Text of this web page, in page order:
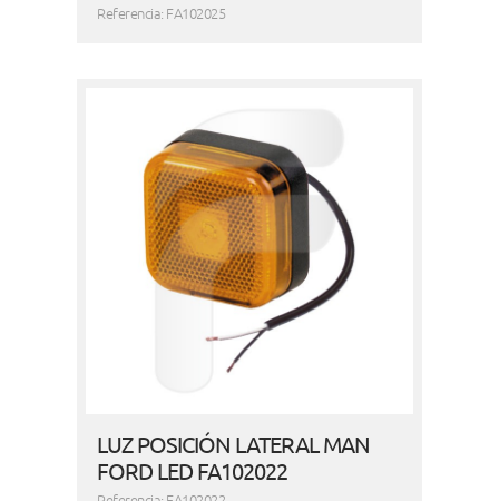
Referencia: FA102025
LUZ POSICIÓN LATERAL MAN
FORD LED FA102022